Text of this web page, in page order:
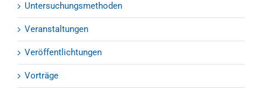
Untersuchungsmethoden
Veranstaltungen
Veröffentlichtungen
Vorträge